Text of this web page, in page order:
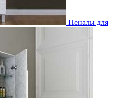
Пеналы для